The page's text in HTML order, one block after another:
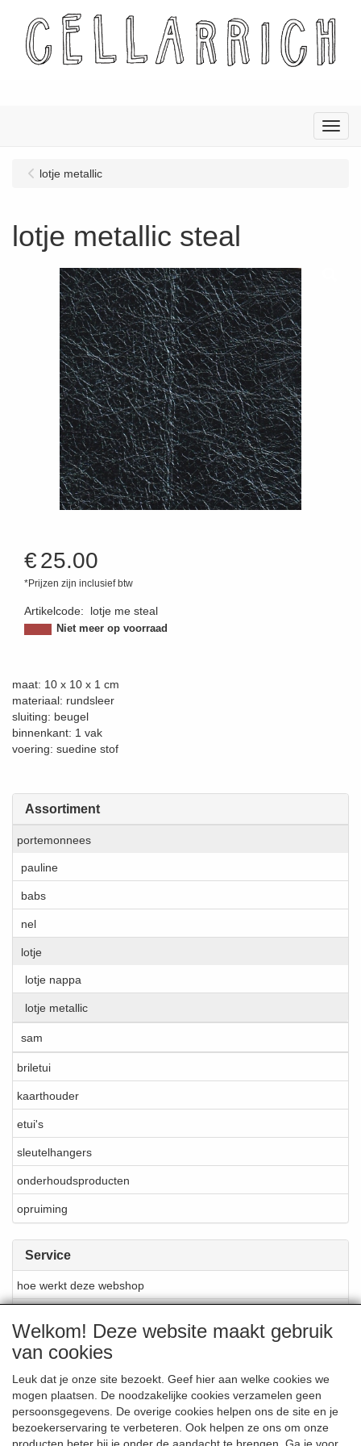
Menu
Assortiment
portemonnees
pauline
babs
nel
lotje
lotje nappa
lotje metallic
sam
briletui
kaarthouder
etui's
sleutelhangers
onderhoudsproducten
opruiming
Service
hoe werkt deze webshop
reparatie en onderhoud
verkooppunten Cellarrich
merken
lotje metallic
lotje metallic steal
€25.00
*Prijzen zijn inclusief btw
Artikelcode: lotje me steal
Niet meer op voorraad
maat: 10 x 10 x 1 cm
materiaal: rundsleer
sluiting: beugel
binnenkant: 1 vak
voering: suedine stof
Welkom! Deze website maakt gebruik
van cookies
Leuk dat je onze site bezoekt. Geef hier aan welke cookies we
mogen plaatsen. De noodzakelijke cookies verzamelen geen
persoonsgegevens. De overige cookies helpen ons de site en je
bezoekerservaring te verbeteren. Ook helpen ze ons om onze